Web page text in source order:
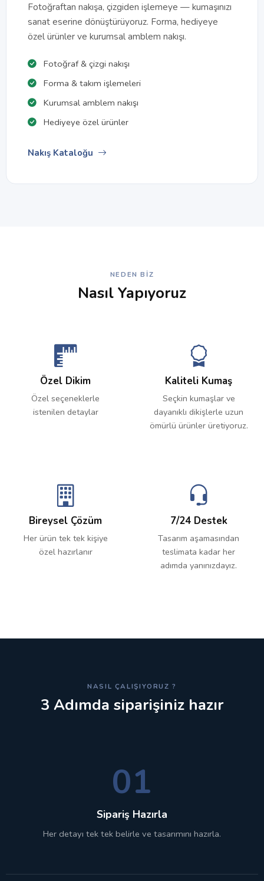
Fotoğraftan nakışa, çizgiden işlemeye — kumaşınızı
sanat eserine dönüştürüyoruz. Forma, hediyeye
özel ürünler ve kurumsal amblem nakışı.
Fotoğraf & çizgi nakışı
Forma & takım işlemeleri
Kurumsal amblem nakışı
Hediyeye özel ürünler
Nakış Kataloğu
NEDEN BIZ
Nasıl Yapıyoruz
Özel Dikim
Özel seçeneklerle
istenilen detaylar
Kaliteli Kumaş
Seçkin kumaşlar ve
dayanıklı dikişlerle uzun
ömürlü ürünler üretiyoruz.
Bireysel Çözüm
Her ürün tek tek kişiye
özel hazırlanır
7/24 Destek
Tasarım aşamasından
teslimata kadar her
adımda yanınızdayız.
NASIL ÇALIŞIYORUZ ?
3 Adımda siparişiniz hazır
01
Sipariş Hazırla
Her detayı tek tek belirle ve tasarımını hazırla.